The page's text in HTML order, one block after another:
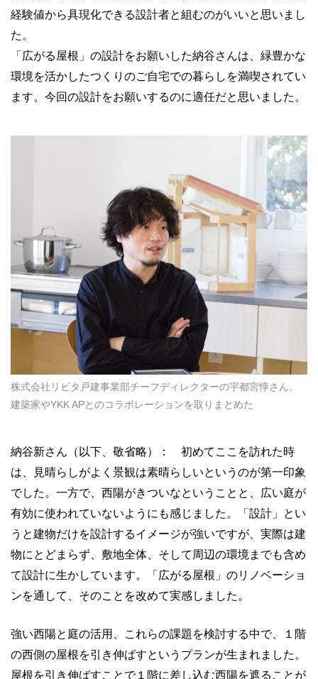
経験値から具現化できる設計者と組むのがいいと思いまし
た。
「広がる屋根」の設計をお願いした納谷さんは、緑豊かな
環境を活かしたつくりのご自宅での暮らしを満喫されてい
ます。今回の設計をお願いするのに適任だと思いました。
株式会社リビタ戸建事業部チーフディレクターの宇都宮惇さん。
建築家やYKK APとのコラボレーションを取りまとめた
納谷新さん（以下、敬省略）： 初めてここを訪れた時
は、見晴らしがよく景観は素晴らしいというのが第一印象
でした。一方で、西陽がきついなということと、広い庭が
有効に使われていないようにも感じました。「設計」とい
うと建物だけを設計するイメージが強いですが、実際は建
物にとどまらず、敷地全体、そして周辺の環境までも含め
て設計に生かしています。「広がる屋根」のリノベーショ
ンを通して、そのことを改めて実感しました。
強い西陽と庭の活用、これらの課題を検討する中で、１階
の西側の屋根を引き伸ばすというプランが生まれました。
屋根を引き伸ばすことで１階に差し込む西陽を遮ることが